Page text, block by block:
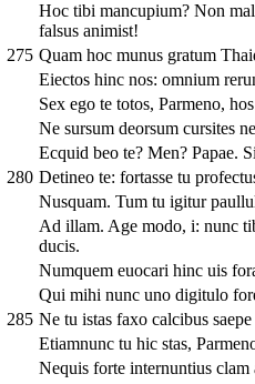
Hoc tibi mancupium? Non
falsus animist!
275 Quam hoc munus gratum
Eiectos hinc nos: omnium
Sex ego te totos, Parmeno,
Ne sursum deorsum cursites
Ecquid beo te? Men? Papae.
280 Detineo te: fortasse tu
Nusquam. Tum tu igitur
Ad illam. Age modo, i: nunc
ducis.
Numquem euocari hinc uis
Qui mihi nunc uno digitulo
285 Ne tu istas faxo calcibus
Etiamnunc tu hic stas,
Nequis forte internuntius clam